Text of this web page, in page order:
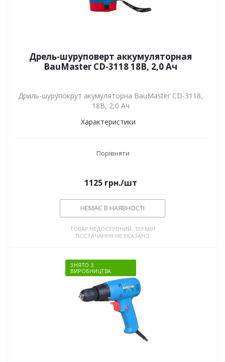
Дрель-шуруповерт аккумуляторная
BauMaster CD-3118 18В, 2,0 Ач
Дриль-шурупокрут акумуляторна BauMaster CD-3118,
18В, 2,0 Ач
Характеристики
Порівняти
1125 грн./шт
НЕМАЄ В НАЯВНОСТІ
ТОВАР НЕДОСТУПНИЙ. ТЕРМІН
ПОСТАЧАННЯ НЕ ВКАЗАНО
ЗНЯТО З
ВИРОБНИЦТВА